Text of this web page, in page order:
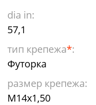
dia in:
57,1
тип крепежа*:
Футорка
размер крепежа:
М14х1,50